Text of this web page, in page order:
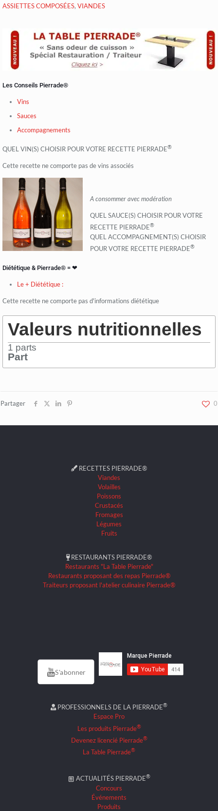
ASSIETTES COMPOSÉES,VIANDES
Les Conseils Pierrade®
Vins
Sauces
Accompagnements
QUEL VIN(S) CHOISIR POUR VOTRE RECETTE PIERRADE®
Cette recette ne comporte pas de vins associés
A consommer avec modération
QUEL SAUCE(S) CHOISIR POUR VOTRE
RECETTE PIERRADE®
QUEL ACCOMPAGNEMENT(S) CHOISIR
POUR VOTRE RECETTE PIERRADE®
Diététique & Pierrade® = ❤
Le + Diététique :
Cette recette ne comporte pas d'informations diététique
Valeurs nutritionnelles
1 parts
Part
Partager 0
RECETTES PIERRADE®
Viandes
Volailles
Poissons
Crustacés
Fromages
Légumes
Fruits
RESTAURANTS PIERRADE®
Restaurants "La Table Pierrade"
Restaurants proposant des repas Pierrade®
Traiteurs proposant l'atelier culinaire Pierrade®
S'abonner
PROFESSIONNELS DE LA PIERRADE®
Espace Pro
Les produits Pierrade®
Devenez licencié Pierrade®
La Table Pierrade®
ACTUALITÉS PIERRADE®
Concours
Événements
Produits